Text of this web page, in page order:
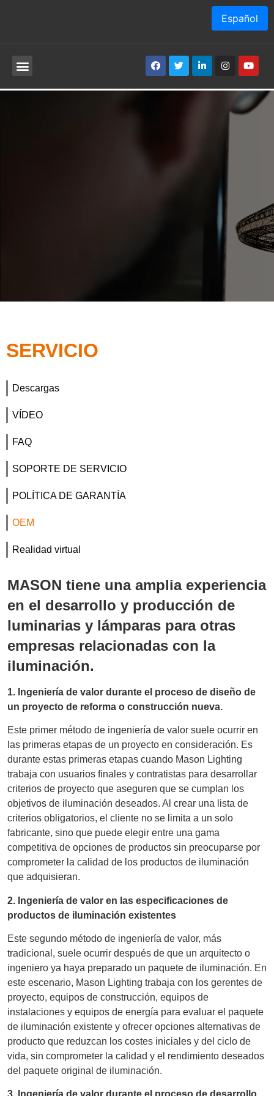
SERVICIO
Descargas
VÍDEO
FAQ
SOPORTE DE SERVICIO
POLÍTICA DE GARANTÍA
OEM
Realidad virtual
MASON tiene una amplia experiencia
en el desarrollo y producción de
luminarias y lámparas para otras
empresas relacionadas con la
iluminación.
1. Ingeniería de valor durante el proceso de diseño de
un proyecto de reforma o construcción nueva.
Este primer método de ingeniería de valor suele ocurrir en
las primeras etapas de un proyecto en consideración. Es
durante estas primeras etapas cuando Mason Lighting
trabaja con usuarios finales y contratistas para desarrollar
criterios de proyecto que aseguren que se cumplan los
objetivos de iluminación deseados. Al crear una lista de
criterios obligatorios, el cliente no se limita a un solo
fabricante, sino que puede elegir entre una gama
competitiva de opciones de productos sin preocuparse por
comprometer la calidad de los productos de iluminación
que adquisieran.
2. Ingeniería de valor en las especificaciones de
productos de iluminación existentes
Este segundo método de ingeniería de valor, más
tradicional, suele ocurrir después de que un arquitecto o
ingeniero ya haya preparado un paquete de iluminación. En
este escenario, Mason Lighting trabaja con los gerentes de
proyecto, equipos de construcción, equipos de
instalaciones y equipos de energía para evaluar el paquete
de iluminación existente y ofrecer opciones alternativas de
producto que reduzcan los costes iniciales y del ciclo de
vida, sin comprometer la calidad y el rendimiento deseados
del paquete original de iluminación.
Español